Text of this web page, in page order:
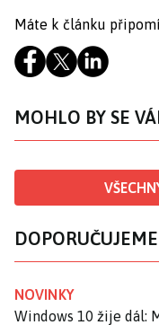
Máte k článku
MOHLO BY SE
DOPORUČUJEME
NOVINKY
Windows 10 žije dál: